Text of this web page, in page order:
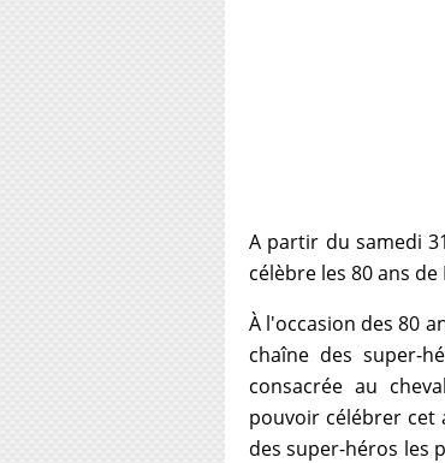
A partir du samedi
célèbre les 80 ans
À l'occasion des 80
chaîne des super-
consacrée au
pouvoir célébrer cet
des super-héros les